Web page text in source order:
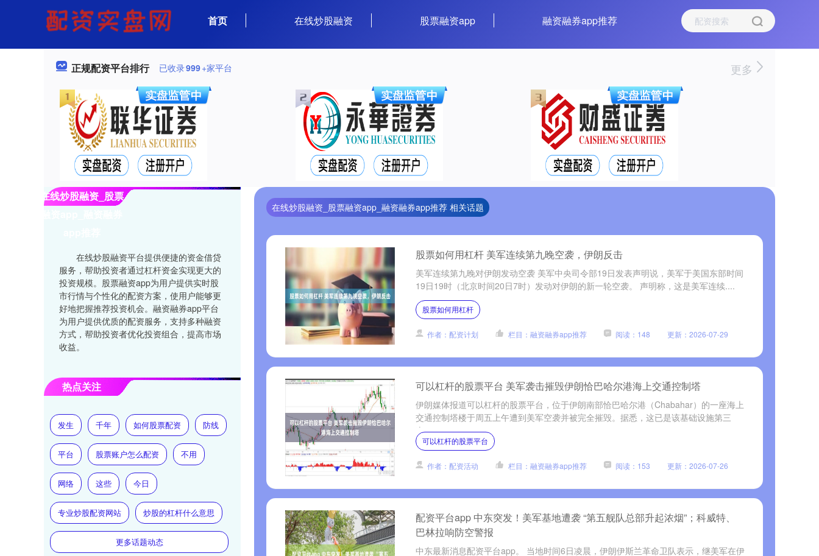
首页 在线炒股融资 股票融资app 融资融券app推荐
正规配资平台排行 已收录999+家平台 更多
在线炒股融资_股票融资app_融资融券app推荐 相关话题
股票如何用杠杆 美军连续第九晚空袭，伊朗反击
美军连续第九晚对伊朗发动空袭 美军中央司令部19日发表声明说，美军于美国东部时间
19日19时（北京时间20日7时）发动对伊朗的新一轮空袭。 声明称，这是美军连续....
股票如何用杠杆
作者：配资计划 栏目：融资融券app推荐 阅读：148 更新：2026-07-29
可以杠杆的股票平台 美军袭击摧毁伊朗恰巴哈尔港海上交通控制塔
伊朗媒体报道可以杠杆的股票平台，位于伊朗南部恰巴哈尔港（Chabahar）的一座海上
交通控制塔楼于周五上午遭到美军空袭并被完全摧毁。据悉，这已是该基础设施第三
次....
可以杠杆的股票平台
作者：配资活动 栏目：融资融券app推荐 阅读：153 更新：2026-07-26
配资平台app 中东突发！美军基地遭袭 “第五舰队总部升起浓烟”；科威特、
巴林拉响防空警报
中东最新消息配资平台app。 当地时间6日凌晨，伊朗伊斯兰革命卫队表示，继美军在伊
在线炒股融资_股票
在线炒股融资平台提供便捷的资金借贷
服务，帮助投资者通过杠杆资金实现更大的
投资规模。股票融资app为用户提供实时股
市行情与个性化的配资方案，使用户能够更
好地把握推荐投资机会。融资融券app平台
为用户提供优质的配资服务，支持多种融资
方式，帮助投资者优化投资组合，提高市场
收益。
热点关注
发生 千年 如何股票配资 防线
平台 股票账户怎么配资 不用
网络 这些 今日
专业炒股配资网站 炒股的杠杆什么意思
更多话题动态